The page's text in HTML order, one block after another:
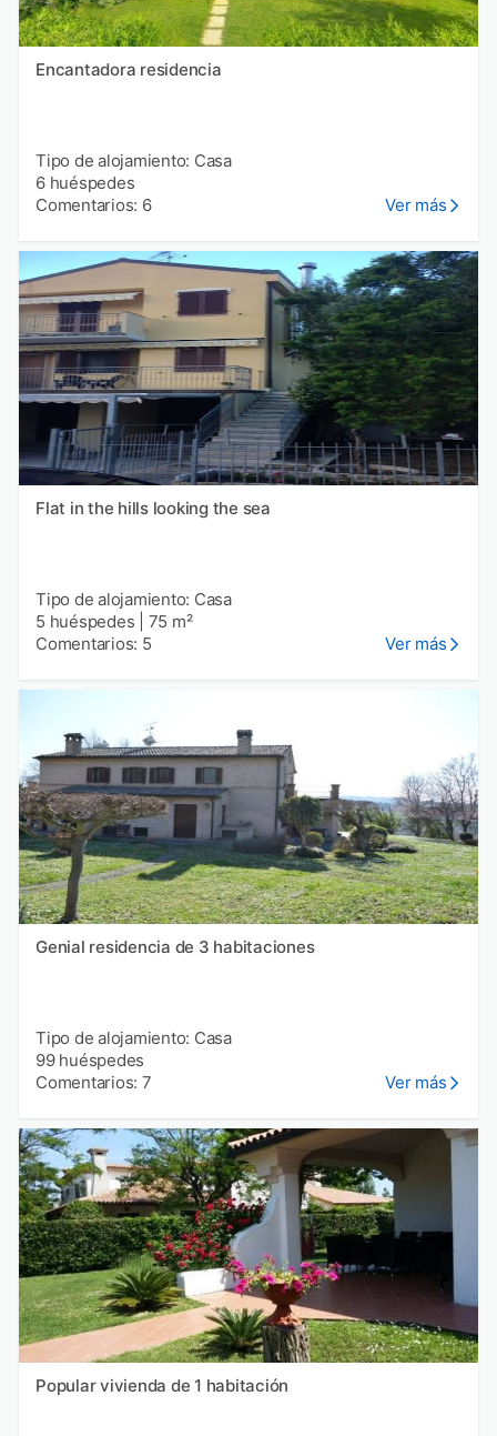
Encantadora residencia
Tipo de alojamiento: Casa
6 huéspedes
Comentarios: 6
Ver más
Flat in the hills looking the sea
Tipo de alojamiento: Casa
5 huéspedes
75 m²
Comentarios: 5
Ver más
Genial residencia de 3 habitaciones
Tipo de alojamiento: Casa
99 huéspedes
Comentarios: 7
Ver más
Popular vivienda de 1 habitación